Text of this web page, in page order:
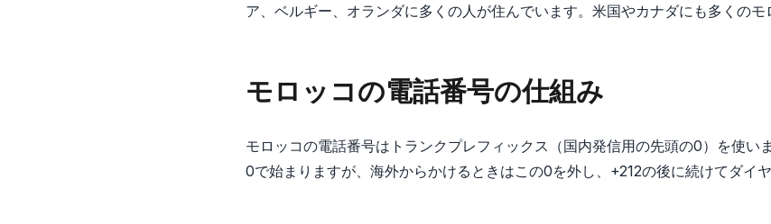
ア、ベルギー、オランダに多くの人が住んでいます。米国やカナダにも多くのモ
モロッコの電話番号の仕組み
モロッコの電話番号はトランクプレフィックス（国内発信用の先頭の0）を使い
0で始まりますが、海外からかけるときはこの0を外し、+212の後に続けてダイヤ